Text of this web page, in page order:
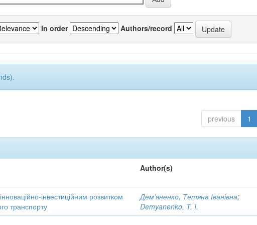
In order Authors/record
previous 1
Author(s)
інвестиційним розвитком
транспорту
Дем’яненко, Тетяна Іванівна;
Demyanenko, T. I.